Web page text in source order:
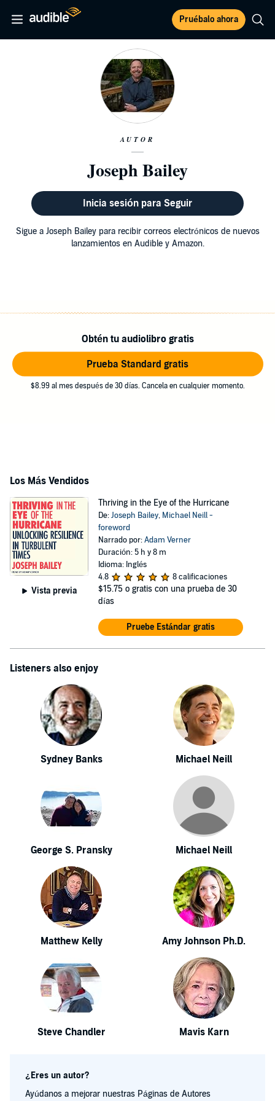
Pruébalo ahora
AUTOR
Joseph Bailey
Inicia sesión para Seguir
Sigue a Joseph Bailey para recibir correos electrónicos de nuevos
lanzamientos en Audible y Amazon.
Obtén tu audiolibro gratis
Prueba Standard gratis
$8.99 al mes después de 30 días. Cancela en cualquier momento.
Los Más Vendidos
Vista previa
Thriving in the Eye of the Hurricane
De:Joseph Bailey, Michael Neill -
foreword
Narrado por:Adam Verner
Duración: 5 h y 8 m
Idioma: Inglés
4.8
8 calificaciones
$15.75 o gratis con una prueba de 30
días
Pruebe Estándar gratis
Listeners also enjoy
Sydney Banks Michael Neill
George S. Pransky Michael Neill
Matthew Kelly Amy Johnson Ph.D.
Steve Chandler Mavis Karn
¿Eres un autor?
Ayúdanos a mejorar nuestras Páginas de Autores